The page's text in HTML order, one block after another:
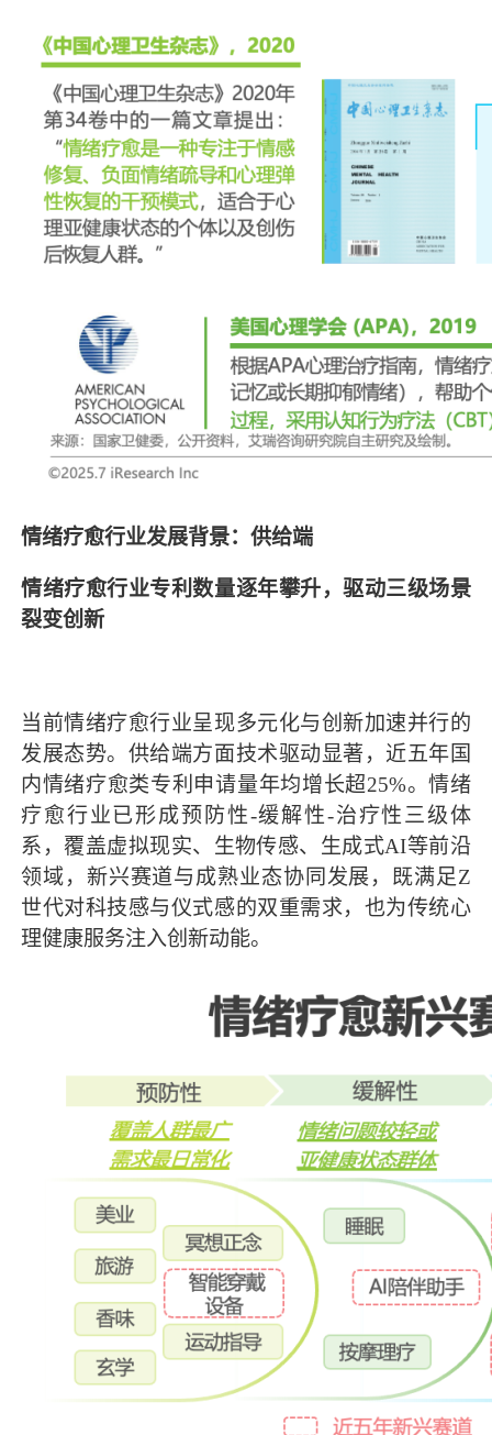
情绪疗愈行业发展背景：供给端
情绪疗愈行业专利数量逐年攀升，驱动三级场景
裂变创新
当前情绪疗愈行业呈现多元化与创新加速并行的
发展态势。供给端方面技术驱动显著，近五年国
内情绪疗愈类专利申请量年均增长超25%。情绪
疗愈行业已形成预防性-缓解性-治疗性三级体
系，覆盖虚拟现实、生物传感、生成式AI等前沿
领域，新兴赛道与成熟业态协同发展，既满足Z
世代对科技感与仪式感的双重需求，也为传统心
理健康服务注入创新动能。